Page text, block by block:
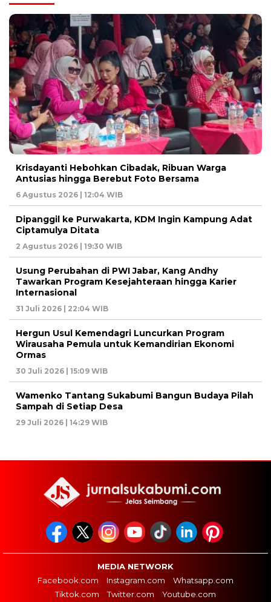
Krisdayanti Hebohkan Cibadak, Ribuan Warga
Antusias hingga Berebut Foto Bersama
6 Agustus 2026 | 12:04 WIB
Dipanggil ke Purwakarta, KDM Ingin Kampung Adat
Ciptamulya Ditata
2 Agustus 2026 | 19:30 WIB
Usung Perubahan di PWI Jabar, Kang Andhy
Tawarkan Program Kesejahteraan hingga Karier
Internasional
31 Juli 2026 | 22:04 WIB
Hergun Usul Kemendagri Luncurkan Program
Wirausaha Pemula untuk Kemandirian Ekonomi
Ormas
30 Juli 2026 | 15:09 WIB
Wamenko Tantang Sukabumi Bangun Budaya Pilah
Sampah di Setiap Desa
29 Juli 2026 | 14:29 WIB
MEDIA NETWORK
Facebook.com
Instagram.com
Whatsapp.com
Tiktok.com
Twitter.com Youtube.com